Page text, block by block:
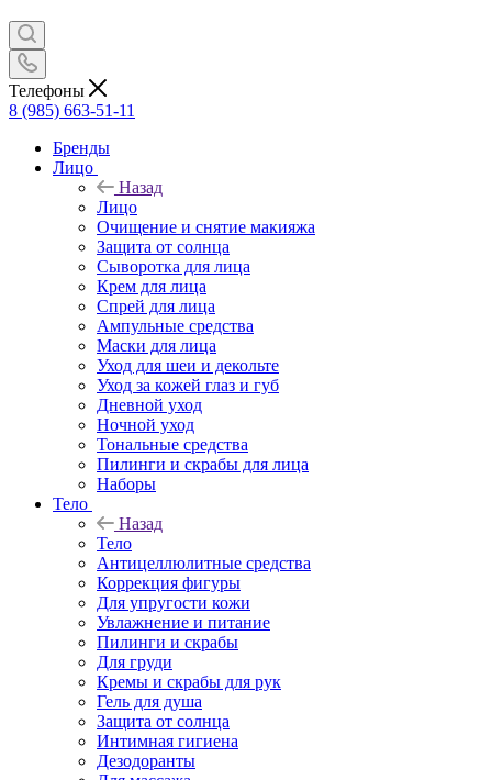
Телефоны
8 (985) 663-51-11
Бренды
Лицо
Назад
Лицо
Очищение и снятие макияжа
Защита от солнца
Сыворотка для лица
Крем для лица
Спрей для лица
Ампульные средства
Маски для лица
Уход для шеи и декольте
Уход за кожей глаз и губ
Дневной уход
Ночной уход
Тональные средства
Пилинги и скрабы для лица
Наборы
Тело
Назад
Тело
Антицеллюлитные средства
Коррекция фигуры
Для упругости кожи
Увлажнение и питание
Пилинги и скрабы
Для груди
Кремы и скрабы для рук
Гель для душа
Защита от солнца
Интимная гигиена
Дезодоранты